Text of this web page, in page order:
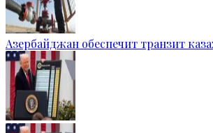
Азербайджан обеспечит транзит